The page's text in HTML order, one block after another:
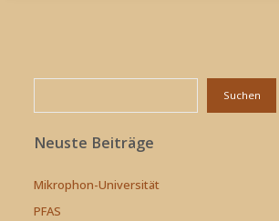
Suchen
Neuste Beiträge
Mikrophon-Universität
PFAS